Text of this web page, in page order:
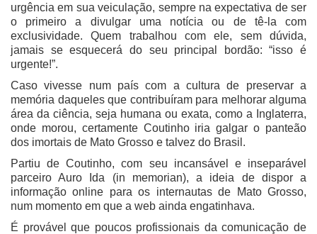
urgência em sua veiculação, sempre na expectativa de ser
o primeiro a divulgar uma notícia ou de tê-la com
exclusividade. Quem trabalhou com ele, sem dúvida,
jamais se esquecerá do seu principal bordão: “isso é
urgente!”.
Caso vivesse num país com a cultura de preservar a
memória daqueles que contribuíram para melhorar alguma
área da ciência, seja humana ou exata, como a Inglaterra,
onde morou, certamente Coutinho iria galgar o panteão
dos imortais de Mato Grosso e talvez do Brasil.
Partiu de Coutinho, com seu incansável e inseparável
parceiro Auro Ida (in memorian), a ideia de dispor a
informação online para os internautas de Mato Grosso,
num momento em que a web ainda engatinhava.
É provável que poucos profissionais da comunicação de